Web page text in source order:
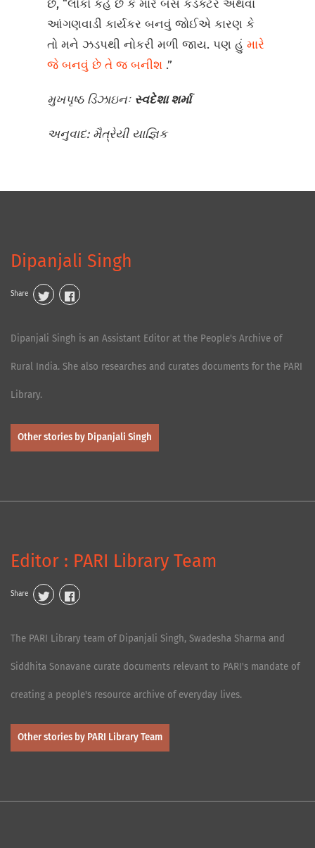
છે, “લોકો કહે છે કે મારે બસ કંડક્ટર અથવા
આંગણવાડી કાર્યકર બનવું જોઈએ કારણ કે
તો મને ઝડપથી નોકરી મળી જાય. પણ હુંમારે
જે બનવું છે તે જ બનીશ .”
મુખપૃષ્ઠ ડિઝાઇનઃ સ્વદેશાશર્મા
અનુવાદ: મૈત્રેયી યાજ્ઞિક
Dipanjali Singh
Share
Dipanjali Singh is an Assistant Editor at the People's Archive of
Rural India. She also researches and curates documents for the PARI
Library.
Other stories by Dipanjali Singh
Editor : PARI Library Team
Share
The PARI Library team of Dipanjali Singh, Swadesha Sharma and
Siddhita Sonavane curate documents relevant to PARI's mandate of
creating a people's resource archive of everyday lives.
Other stories by PARI Library Team